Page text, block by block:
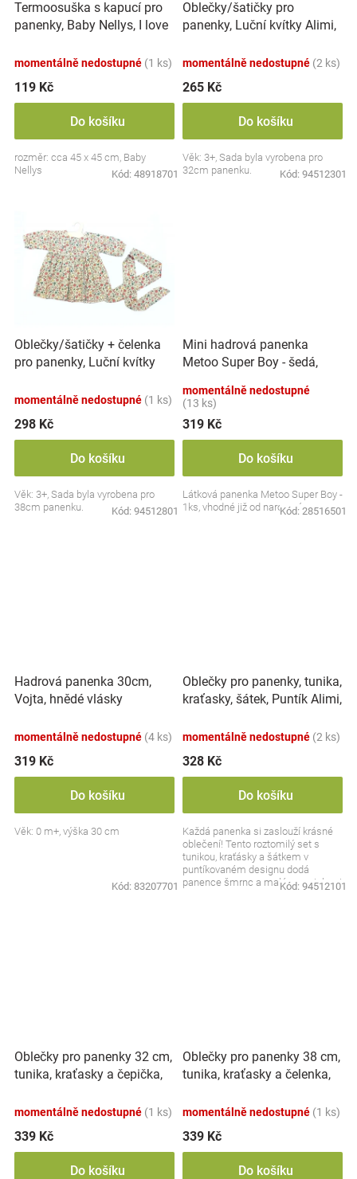
Značky
Blog
Hračkářství
Přihlášení
d
u
t
ů
Termoosuška s kapucí pro
panenky, Baby Nellys, I love
momentálně nedostupné (1 ks)
119 Kč
Do košíku
rozměr: cca 45 x 45 cm, Baby
Nellys
Kód: 48918701
Oblečky/šatičky pro
panenky, Luční kvítky Alimi,
momentálně nedostupné (2 ks)
265 Kč
Do košíku
Věk: 3+, Sada byla vyrobena pro
32cm panenku.
Kód: 94512301
Oblečky/šatičky + čelenka
pro panenky, Luční kvítky
momentálně nedostupné (1 ks)
298 Kč
Do košíku
Věk: 3+, Sada byla vyrobena pro
38cm panenku.
Kód: 94512801
Mini hadrová panenka
Metoo Super Boy - šedá,
momentálně nedostupné
(13 ks)
319 Kč
Do košíku
Látková panenka Metoo Super Boy -
1ks, vhodné již od narození
Kód: 28516501
Hadrová panenka 30cm,
Vojta, hnědé vlásky
momentálně nedostupné (4 ks)
319 Kč
Do košíku
Věk: 0 m+, výška 30 cm
Kód: 83207701
Oblečky pro panenky, tunika,
kraťasky, šátek, Puntík Alimi,
momentálně nedostupné (2 ks)
328 Kč
Do košíku
Každá panenka si zaslouží krásné
oblečení! Tento roztomilý set s
tunikou, kraťásky a šátkem v
puntíkovaném designu dodá
panence šmrnc a malé maminky si
Kód: 94512101
Oblečky pro panenky 32 cm,
tunika, kraťasky a čepička,
momentálně nedostupné (1 ks)
339 Kč
Do košíku
Oblečky pro panenky 38 cm,
tunika, kraťasky a čelenka,
momentálně nedostupné (1 ks)
339 Kč
Do košíku